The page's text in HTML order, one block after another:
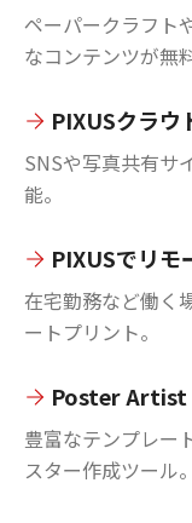
ペーパークラフト
なコンテンツが無
PIXUSクラウ
SNSや写真共有サ
能。
PIXUSでリモ
在宅勤務など働く
ートプリント。
Poster Artist
豊富なテンプレー
スター作成ツール。